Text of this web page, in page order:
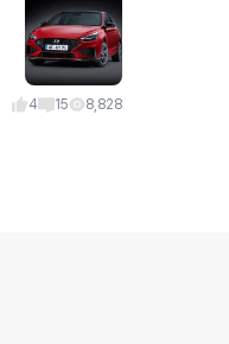
4 15 8,828